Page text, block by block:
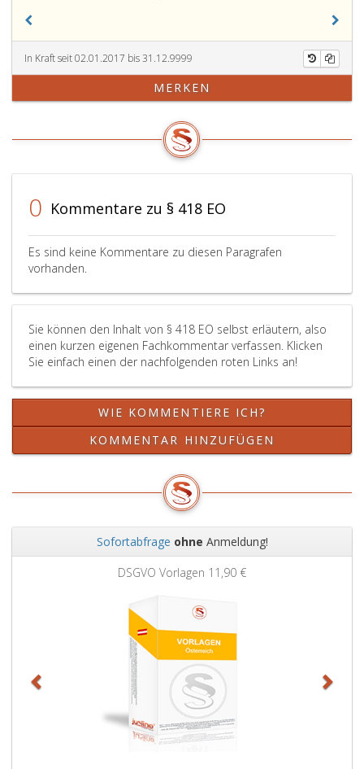
In Kraft seit 02.01.2017 bis 31.12.9999
MERKEN
0 Kommentare zu § 418 EO
Es sind keine Kommentare zu diesen Paragrafen
vorhanden.
Sie können den Inhalt von § 418 EO selbst erläutern, also
einen kurzen eigenen Fachkommentar verfassen. Klicken
Sie einfach einen der nachfolgenden roten Links an!
WIE KOMMENTIERE ICH?
KOMMENTAR HINZUFÜGEN
Sofortabfrage ohne Anmeldung!
DSGVO Vorlagen 11,90 €